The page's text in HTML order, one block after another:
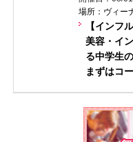
場所：ヴィー
【インフ
美容・イ
る中学生
まずはコ